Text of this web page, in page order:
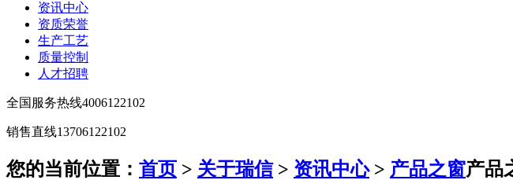
资讯中心
资质荣誉
生产工艺
质量控制
人才招聘
全国服务热线4006122102
销售直线13706122102
您的当前位置： 首页 > 关于瑞信> 资讯中心> 产品之窗产品